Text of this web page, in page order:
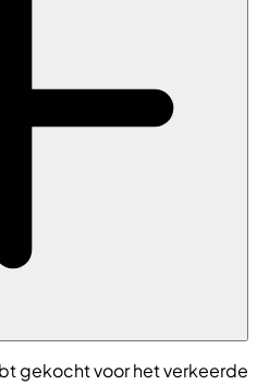
gekocht voor het verkeerde